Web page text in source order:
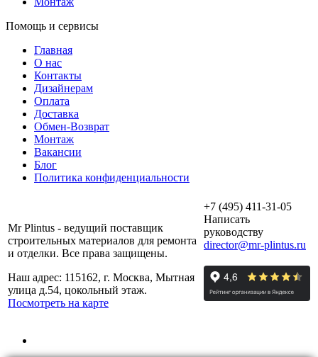
Помощь и сервисы
Главная
О нас
Контакты
Дизайнерам
Оплата
Доставка
Обмен-Возврат
Монтаж
Вакансии
Блог
Политика конфиденциальности
Mr Plintus - ведущий поставщик
строительных материалов для ремонта
и отделки. Все права защищены.
Наш адрес: 115162, г. Москва, Мытная
улица д.54, цокольный этаж.
Посмотреть на карте
+7 (495) 411-31-05
Написать
руководству
director@mr-plintus.ru